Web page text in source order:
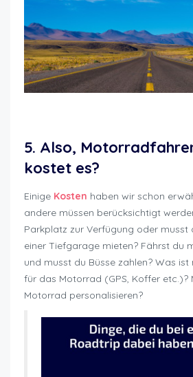
5. Also,
kostet es?
Einige Kosten haben wir schon
andere müssen berücksichtigt
Parkplatz zur Verfügung oder musst
einer Tiefgarage mieten? Fährst du
und musst du Büsse zahlen? Was ist
für das Motorrad (GPS, Koffer etc.)?
Motorrad personalisieren?